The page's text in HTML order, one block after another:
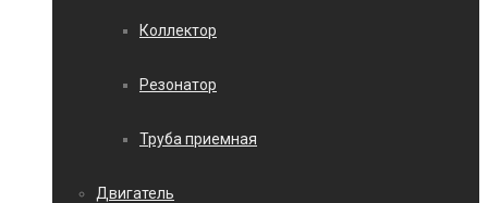
Коллектор
Резонатор
Труба приемная
Двигатель